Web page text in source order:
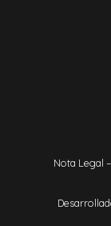
Nota Legal –